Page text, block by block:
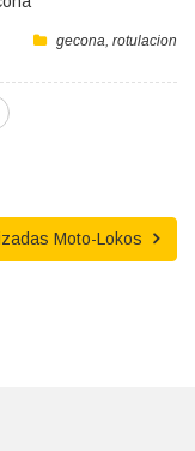
gecona, rotulacion
Moto-Lokos